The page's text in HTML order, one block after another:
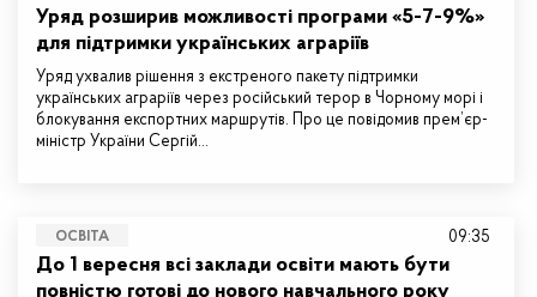
Уряд розширив можливості програми «5-7-9%»
для підтримки українських аграріїв
Уряд ухвалив рішення з екстреного пакету підтримки
українських аграріїв через російський терор в Чорному морі і
блокування експортних маршрутів. Про це повідомив прем’єр-
міністр України Сергій…
ОСВІТА
До 1 вересня всі заклади освіти мають бути
повністю готові до нового навчального року
09:35